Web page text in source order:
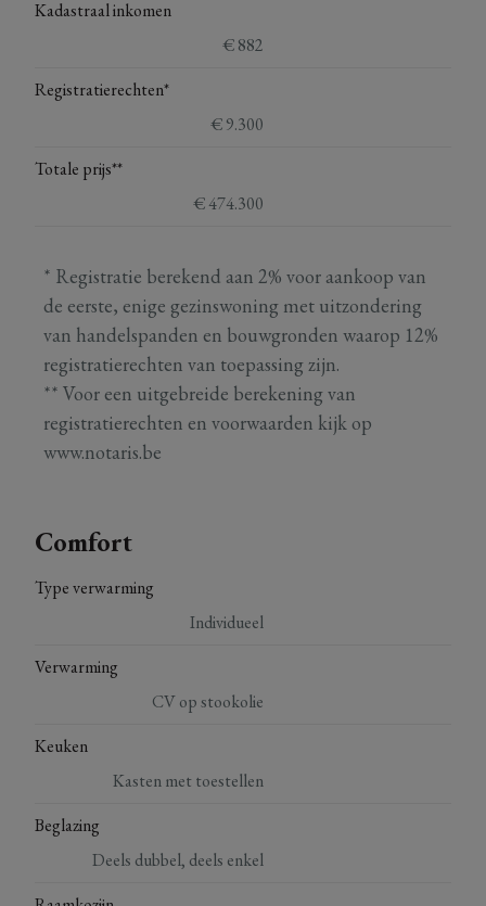
Kadastraal inkomen
€ 882
Registratierechten*
€ 9.300
Totale prijs**
€ 474.300
* Registratie berekend aan 2% voor aankoop van
de eerste, enige gezinswoning met uitzondering
van handelspanden en bouwgronden waarop 12%
registratierechten van toepassing zijn.
** Voor een uitgebreide berekening van
registratierechten en voorwaarden kijk op
www.notaris.be
Comfort
Type verwarming
Individueel
Verwarming
CV op stookolie
Keuken
Kasten met toestellen
Beglazing
Deels dubbel, deels enkel